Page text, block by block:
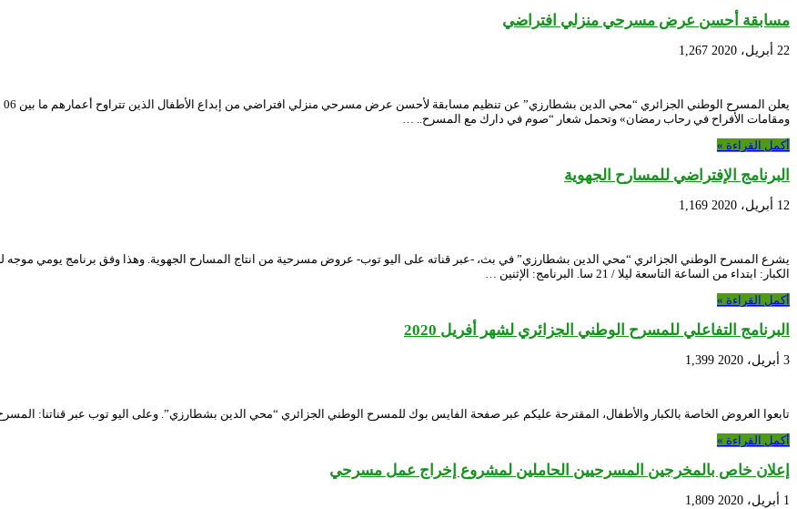
مسابقة أحسن عرض مسرحي منزلي افتراضي
22 أبريل، 2020 1,267
ومقامات الأفراح في رحاب رمضان» وتحمل شعار “صوم في دارك مع المسرح.. …
أكمل القراءة »
البرنامج الإفتراضي للمسارح الجهوية
12 أبريل، 2020 1,169
الكبار: ابتداء من الساعة التاسعة ليلا / 21 سا. البرنامج: الإثنين …
أكمل القراءة »
البرنامج التفاعلي للمسرح الوطني الجزائري لشهر أفريل 2020
3 أبريل، 2020 1,399
تابعوا العروض الخاصة بالكبار والأطفال، المقترحة عليكم عبر صفحة الفايس بوك للمسرح الوطني الجزائري “محي الدين بشطارزي”. وعلى اليو توب عبر قناتنا:
أكمل القراءة »
إعلان خاص بالمخرجين المسرحيين الحاملين لمشروع إخراج عمل مسرحي
1 أبريل، 2020 1,809